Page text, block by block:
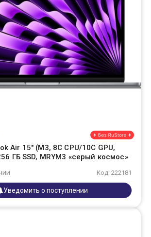
Air 15" (M3, 8C CPU/10C GPU,
ГБ SSD, MRYM3 «серый космос»
Код: 222181
Уведомить о поступлении